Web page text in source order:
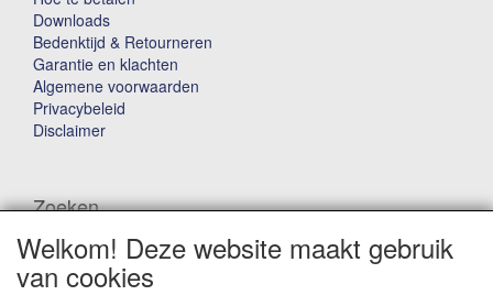
Downloads
Bedenktijd & Retourneren
Garantie en klachten
Algemene voorwaarden
Privacybeleid
Disclaimer
Zoeken
Waar ben je naar op zoek?
Welkom! Deze website maakt gebruik
van cookies